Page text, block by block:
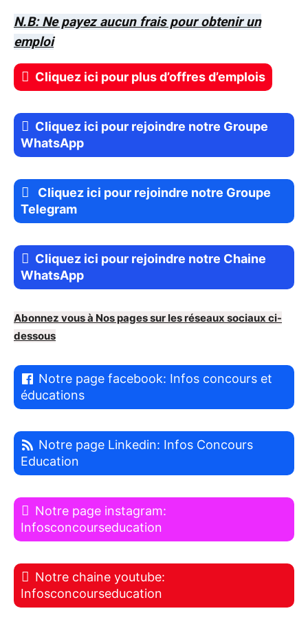
N.B: Ne payez aucun frais pour obtenir un
emploi
Cliquez ici pour plus d’offres d’emplois
Cliquez ici pour rejoindre notre Groupe
WhatsApp
Cliquez ici pour rejoindre notre Groupe
Telegram
Cliquez ici pour rejoindre notre Chaine
WhatsApp
Abonnez vous à Nos pages sur les réseaux sociaux ci-
dessous
Notre page facebook: Infos concours et
éducations
Notre page Linkedin: Infos Concours
Education
Notre page instagram:
Infosconcourseducation
Notre chaine youtube:
Infosconcourseducation